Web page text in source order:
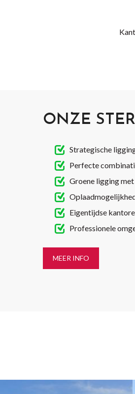
ONZE
Strategische
Perfecte
Groene ligging
Eigentijdse
Professionele
MEER INFO